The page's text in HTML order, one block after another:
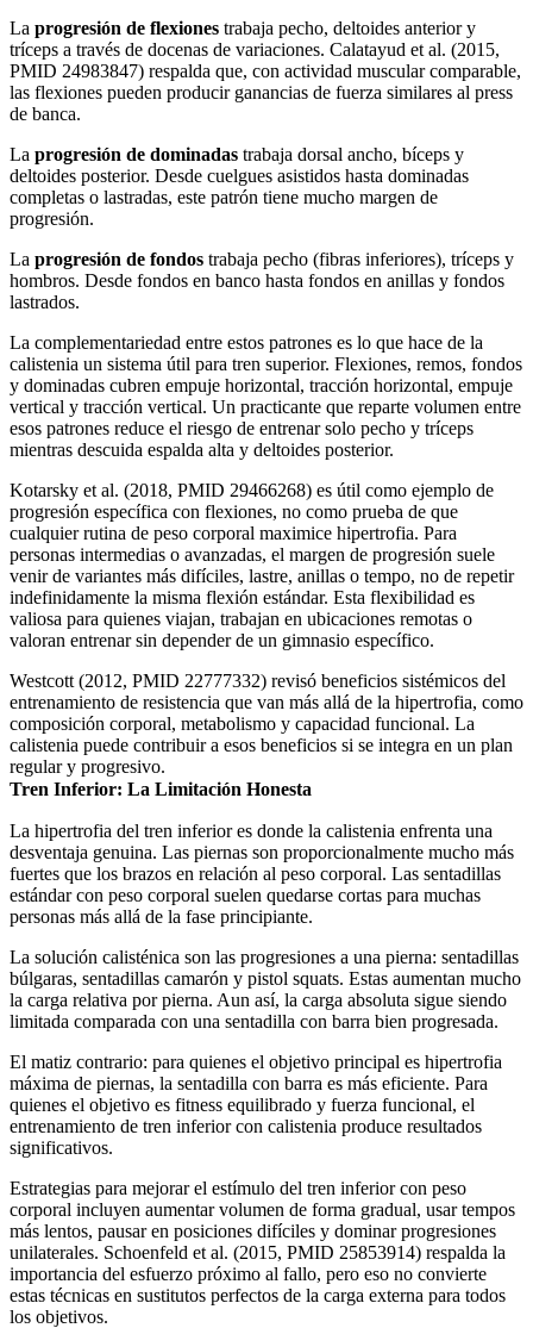
La progresión de flexiones trabaja pecho, deltoides anterior y
tríceps a través de docenas de variaciones. Calatayud et al. (2015,
PMID 24983847) respalda que, con actividad muscular comparable,
las flexiones pueden producir ganancias de fuerza similares al press
de banca.
La progresión de dominadas trabaja dorsal ancho, bíceps y
deltoides posterior. Desde cuelgues asistidos hasta dominadas
completas o lastradas, este patrón tiene mucho margen de
progresión.
La progresión de fondos trabaja pecho (fibras inferiores), tríceps y
hombros. Desde fondos en banco hasta fondos en anillas y fondos
lastrados.
La complementariedad entre estos patrones es lo que hace de la
calistenia un sistema útil para tren superior. Flexiones, remos, fondos
y dominadas cubren empuje horizontal, tracción horizontal, empuje
vertical y tracción vertical. Un practicante que reparte volumen entre
esos patrones reduce el riesgo de entrenar solo pecho y tríceps
mientras descuida espalda alta y deltoides posterior.
Kotarsky et al. (2018, PMID 29466268) es útil como ejemplo de
progresión específica con flexiones, no como prueba de que
cualquier rutina de peso corporal maximice hipertrofia. Para
personas intermedias o avanzadas, el margen de progresión suele
venir de variantes más difíciles, lastre, anillas o tempo, no de repetir
indefinidamente la misma flexión estándar. Esta flexibilidad es
valiosa para quienes viajan, trabajan en ubicaciones remotas o
valoran entrenar sin depender de un gimnasio específico.
Westcott (2012, PMID 22777332) revisó beneficios sistémicos del
entrenamiento de resistencia que van más allá de la hipertrofia, como
composición corporal, metabolismo y capacidad funcional. La
calistenia puede contribuir a esos beneficios si se integra en un plan
regular y progresivo.
Tren Inferior: La Limitación Honesta
La hipertrofia del tren inferior es donde la calistenia enfrenta una
desventaja genuina. Las piernas son proporcionalmente mucho más
fuertes que los brazos en relación al peso corporal. Las sentadillas
estándar con peso corporal suelen quedarse cortas para muchas
personas más allá de la fase principiante.
La solución calisténica son las progresiones a una pierna: sentadillas
búlgaras, sentadillas camarón y pistol squats. Estas aumentan mucho
la carga relativa por pierna. Aun así, la carga absoluta sigue siendo
limitada comparada con una sentadilla con barra bien progresada.
El matiz contrario: para quienes el objetivo principal es hipertrofia
máxima de piernas, la sentadilla con barra es más eficiente. Para
quienes el objetivo es fitness equilibrado y fuerza funcional, el
entrenamiento de tren inferior con calistenia produce resultados
significativos.
Estrategias para mejorar el estímulo del tren inferior con peso
corporal incluyen aumentar volumen de forma gradual, usar tempos
más lentos, pausar en posiciones difíciles y dominar progresiones
unilaterales. Schoenfeld et al. (2015, PMID 25853914) respalda la
importancia del esfuerzo próximo al fallo, pero eso no convierte
estas técnicas en sustitutos perfectos de la carga externa para todos
los objetivos.